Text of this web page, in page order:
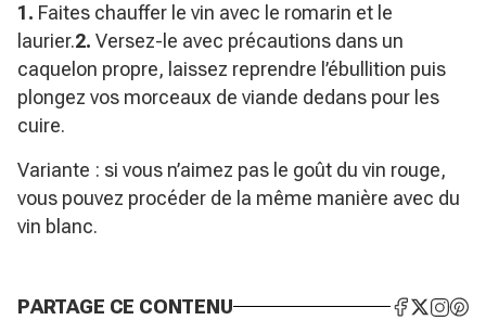
1. Faites chauffer le vin avec le romarin et le
laurier.2. Versez-le avec précautions dans un
caquelon propre, laissez reprendre l’ébullition puis
plongez vos morceaux de viande dedans pour les
cuire.
Variante : si vous n’aimez pas le goût du vin rouge,
vous pouvez procéder de la même manière avec du
vin blanc.
PARTAGE CE CONTENU